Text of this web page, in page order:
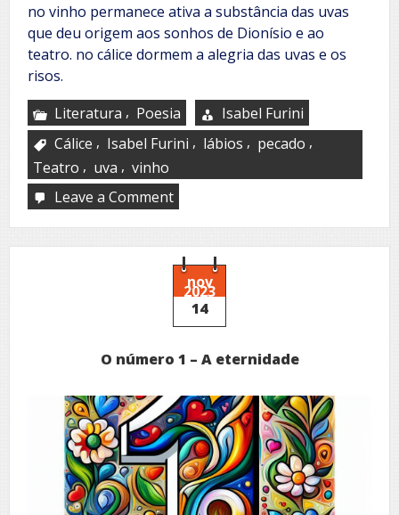
no vinho permanece ativa a substância das uvas
que deu origem aos sonhos de Dionísio e ao
teatro. no cálice dormem a alegria das uvas e os
risos.
Literatura , Poesia
Isabel Furini
Cálice , Isabel Furini , lábios , pecado ,
Teatro , uva , vinho
Leave a Commenton
vinho
nov
2023
14
O número 1 – A eternidade